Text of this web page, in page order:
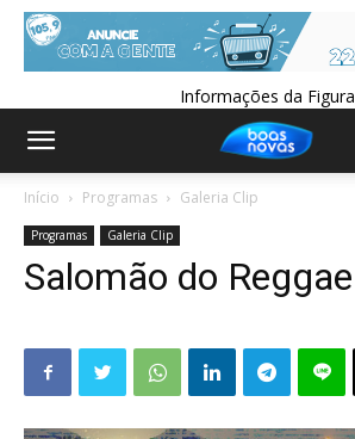
Informações da Figura
Início Programas Galeria Clip
Programas Galeria Clip
Salomão do Reggae